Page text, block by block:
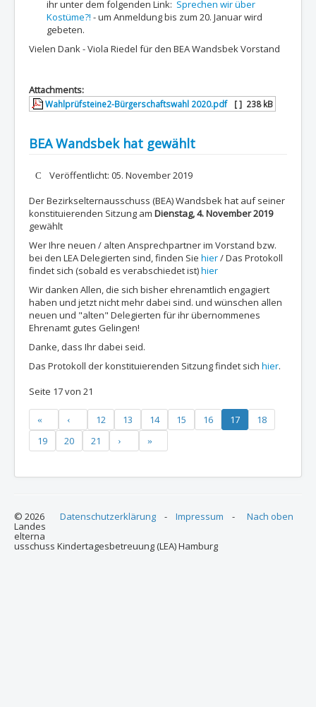
ihr unter dem folgenden Link: Sprechen wir über
Kostüme?! - um Anmeldung bis zum 20. Januar wird
gebeten.
Vielen Dank - Viola Riedel für den BEA Wandsbek Vorstand
Attachments:
Wahlprüfsteine2-Bürgerschaftswahl 2020.pdf [ ] 238 kB
BEA Wandsbek hat gewählt
DetailsVeröffentlicht: 05. November 2019
Der Bezirkselternausschuss (BEA) Wandsbek hat auf seiner
konstituierenden Sitzung am Dienstag, 4. November 2019
gewählt
Wer Ihre neuen / alten Ansprechpartner im Vorstand bzw.
bei den LEA Delegierten sind, finden Sie hier/ Das Protokoll
findet sich (sobald es verabschiedet ist)hier
Wir danken Allen, die sich bisher ehrenamtlich engagiert
haben und jetzt nicht mehr dabei sind. und wünschen allen
neuen und "alten" Delegierten für ihr übernommenes
Ehrenamt gutes Gelingen!
Danke, dass Ihr dabei seid.
Das Protokoll der konstituierenden Sitzung findet sich hier.
Seite 17 von 21
12 13 14 15 16 17
18
19
20 21
Nach oben
Datenschutzerklärung - Impressum -
© 2026
Landes
elterna
usschuss Kindertagesbetreuung (LEA) Hamburg